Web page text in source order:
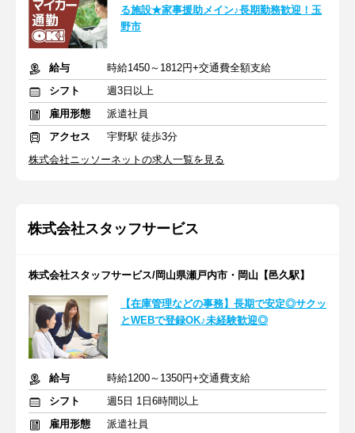
る施設★家事援助メイン♪長期勤務歓迎！玉
野市
給与
時給1450～1812円+交通費全額支給
シフト
週3日以上
雇用形態
派遣社員
アクセス
宇野駅 徒歩3分
株式会社ニッソーネットの求人一覧を見る
株式会社スタッフサービス
株式会社スタッフサービス/岡山県瀬戸内市・岡山【邑久駅】
【在庫管理などの事務】長期で安定◎サクッ
とWEBで登録OK♪未経験歓迎◎
給与
時給1200～1350円+交通費支給
シフト
週5日 1日6時間以上
雇用形態
派遣社員